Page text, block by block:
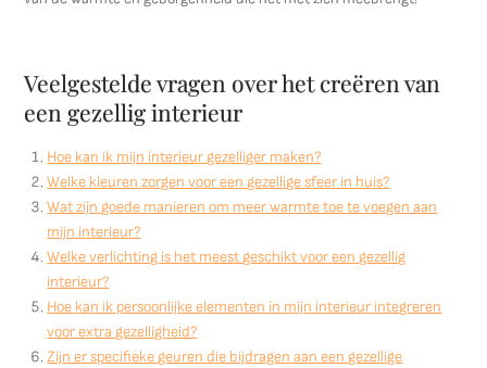
Veelgestelde vragen over het creëren van
een gezellig interieur
Hoe kan ik mijn interieur gezelliger maken?
Welke kleuren zorgen voor een gezellige sfeer in huis?
Wat zijn goede manieren om meer warmte toe te voegen aan
mijn interieur?
Welke verlichting is het meest geschikt voor een gezellig
interieur?
Hoe kan ik persoonlijke elementen in mijn interieur integreren
voor extra gezelligheid?
Zijn er specifieke geuren die bijdragen aan een gezellige